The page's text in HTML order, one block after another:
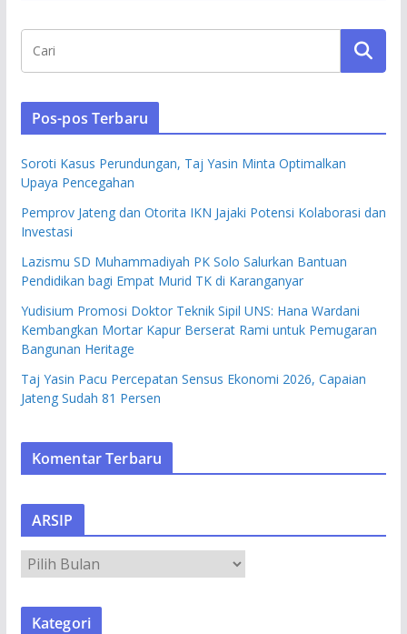
Pos-pos Terbaru
Soroti Kasus Perundungan, Taj Yasin Minta Optimalkan
Upaya Pencegahan
Pemprov Jateng dan Otorita IKN Jajaki Potensi Kolaborasi dan
Investasi
Lazismu SD Muhammadiyah PK Solo Salurkan Bantuan
Pendidikan bagi Empat Murid TK di Karanganyar
Yudisium Promosi Doktor Teknik Sipil UNS: Hana Wardani
Kembangkan Mortar Kapur Berserat Rami untuk Pemugaran
Bangunan Heritage
Taj Yasin Pacu Percepatan Sensus Ekonomi 2026, Capaian
Jateng Sudah 81 Persen
Komentar Terbaru
ARSIP
R
S
Kategori